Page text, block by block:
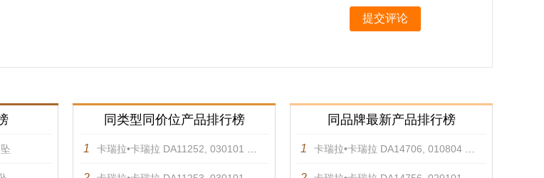
提交评论
同类型同价位产品排行榜
1 卡瑞拉•卡瑞拉 DA11252, 030101 吊坠
同品牌最新产品排行榜
1 卡瑞拉•卡瑞拉 DA14706, 010804 耳饰